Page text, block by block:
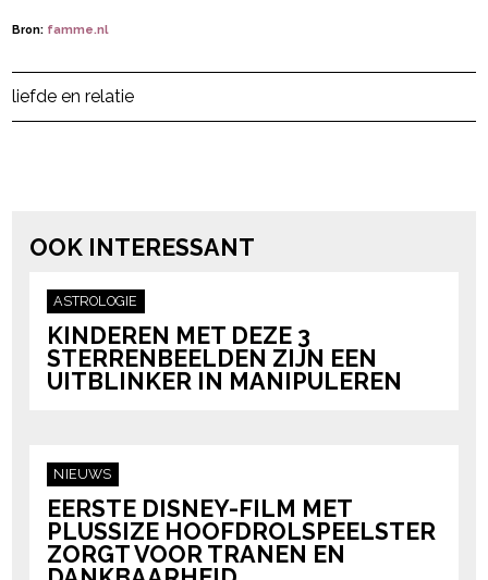
Bron: famme.nl
Post Views: 262
liefde en relatie
OOK INTERESSANT
ASTROLOGIE
KINDEREN MET DEZE 3
STERRENBEELDEN ZIJN EEN
UITBLINKER IN MANIPULEREN
NIEUWS
EERSTE DISNEY-FILM MET
PLUSSIZE HOOFDROLSPEELSTER
ZORGT VOOR TRANEN EN